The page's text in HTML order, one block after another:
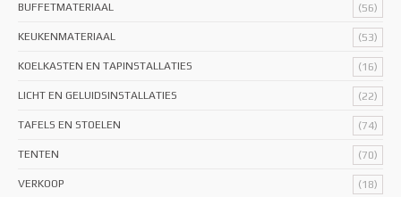
BUFFETMATERIAAL (56)
KEUKENMATERIAAL (53)
KOELKASTEN EN TAPINSTALLATIES (16)
LICHT EN GELUIDSINSTALLATIES (22)
TAFELS EN STOELEN (74)
TENTEN (70)
VERKOOP
(18)